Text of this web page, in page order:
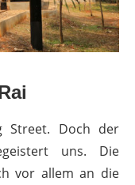
Street. Doch der
uns. Die
vor allem an die